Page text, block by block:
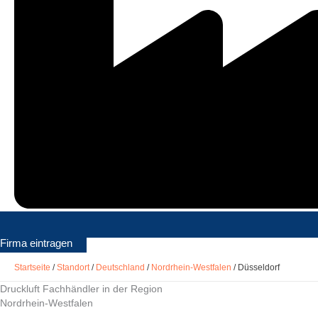
Firma eintragen
Startseite /Standort/ Deutschland / Nordrhein-Westfalen / Düsseldorf
Druckluft Fachhändler in der Region
Nordrhein-Westfalen